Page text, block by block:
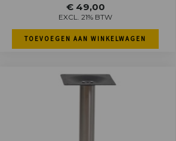
€49,00
EXCL. 21% BTW
TOEVOEGEN AAN WINKELWAGEN